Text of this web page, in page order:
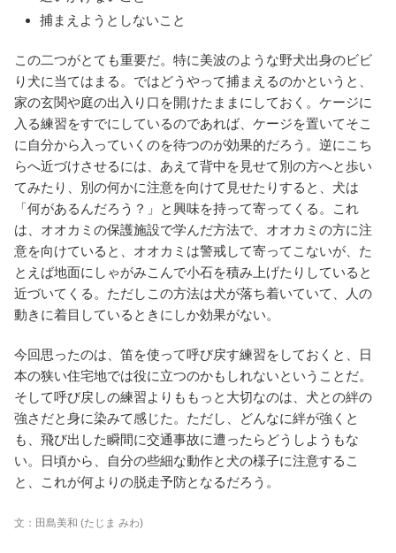
捕まえようとしないこと
この二つがとても重要だ。特に美波のような野犬出身のビビ
り犬に当てはまる。ではどうやって捕まえるのかというと、
家の玄関や庭の出入り口を開けたままにしておく。ケージに
入る練習をすでにしているのであれば、ケージを置いてそこ
に自分から入っていくのを待つのが効果的だろう。逆にこち
らへ近づけさせるには、あえて背中を見せて別の方へと歩い
てみたり、別の何かに注意を向けて見せたりすると、犬は
「何があるんだろう？」と興味を持って寄ってくる。これ
は、オオカミの保護施設で学んだ方法で、オオカミの方に注
意を向けていると、オオカミは警戒して寄ってこないが、た
とえば地面にしゃがみこんで小石を積み上げたりしていると
近づいてくる。ただしこの方法は犬が落ち着いていて、人の
動きに着目しているときにしか効果がない。
今回思ったのは、笛を使って呼び戻す練習をしておくと、日
本の狭い住宅地では役に立つのかもしれないということだ。
そして呼び戻しの練習よりももっと大切なのは、犬との絆の
強さだと身に染みて感じた。ただし、どんなに絆が強くと
も、飛び出した瞬間に交通事故に遭ったらどうしようもな
い。日頃から、自分の些細な動作と犬の様子に注意するこ
と、これが何よりの脱走予防となるだろう。
文：田島美和 (たじま みわ)